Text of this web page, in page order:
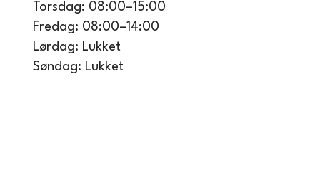
Torsdag: 08:00–15:00
Fredag: 08:00–14:00
Lørdag: Lukket
Søndag: Lukket